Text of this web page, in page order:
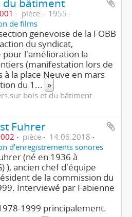
pièce
1955
de films
genevoise de la FOBB
du syndicat,
l'amélioration la
(manifestation lors de
la place Neuve en mars
du 1 ... »
sur bois et du bâtiment
Fuhrer
pièce
14.06.2018
d'enregistrements sonores
(né en 1936 à
), ancien chef d'équipe
de la commission du
Interviewé par Fabienne
1999 principalement.